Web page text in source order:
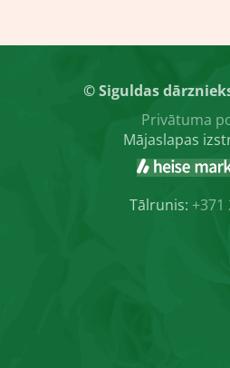
© Siguldas
Privātuma
Mājaslapas
Tālrunis: +371